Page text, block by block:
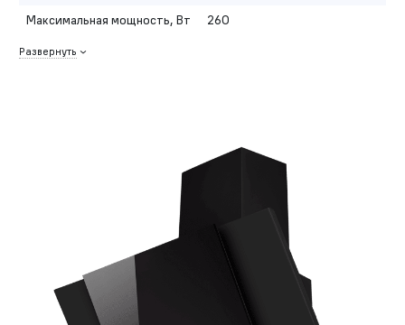
Максимальная мощность, Вт 260
Развернуть